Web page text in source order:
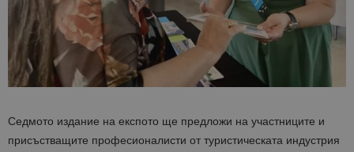
Седмото издание на експото ще предложи на участниците и
присъстващите професионалисти от туристическата индустрия